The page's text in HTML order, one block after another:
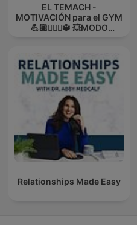
EL TEMACH -
MOTIVACIÓN para el GYM
💪🏼🏋🏻‍♀🔱 💥MODO
Relationships Made Easy